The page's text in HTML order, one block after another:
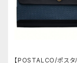
【POSTALCO/ポスタ